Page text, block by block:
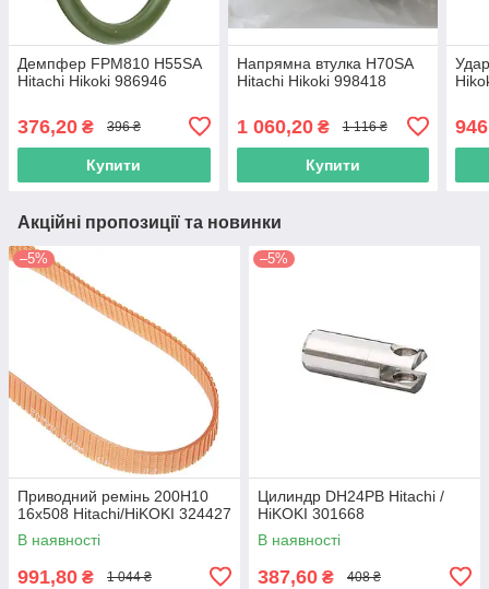
Демпфер FPM810 H55SA
Hitachi Hikoki 986946
376,20 ₴ 396 ₴
Купити
Напрямна втулка H70SA
Hitachi Hikoki 998418
1 060,20₴ 1 116 ₴
Купити
Акційні пропозиції та новинки
–5%
Приводний ремінь 200Н10
16х508 Hitachi/HiKOKI 324427
В наявності
991,80 ₴ 1 044 ₴
–5%
Цилиндр DH24PB Hitachi /
HiKOKI 301668
В наявності
387,60 ₴ 408 ₴